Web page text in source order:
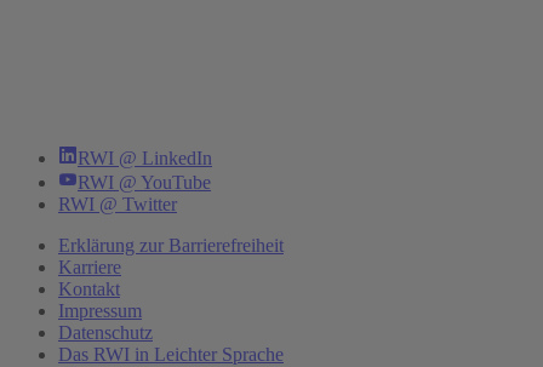
RWI @ LinkedIn
RWI @ YouTube
RWI @ Twitter
Erklärung zur Barrierefreiheit
Karriere
Kontakt
Impressum
Datenschutz
Das RWI in Leichter Sprache